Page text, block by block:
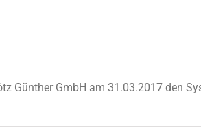
Günther GmbH am 31.03.2017 den